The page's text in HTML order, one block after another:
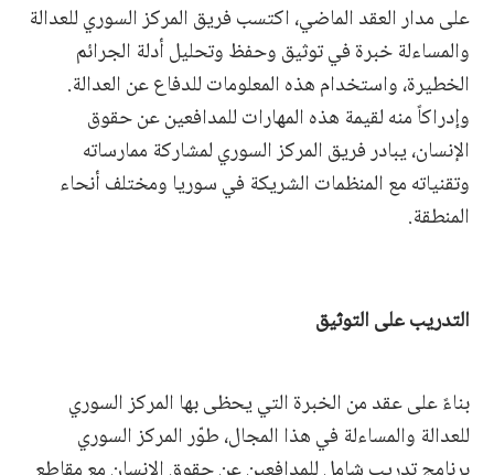
على مدار العقد الماضي، اكتسب فريق المركز السوري للعدالة
والمساءلة خبرة في توثيق وحفظ وتحليل أدلة الجرائم
الخطيرة، واستخدام هذه المعلومات للدفاع عن العدالة.
وإدراكاً منه لقيمة هذه المهارات للمدافعين عن حقوق
الإنسان، يبادر فريق المركز السوري لمشاركة ممارساته
وتقنياته مع المنظمات الشريكة في سوريا ومختلف أنحاء
المنطقة.
التدريب على التوثيق
بناءً على عقد من الخبرة التي يحظى بها المركز السوري
للعدالة والمساءلة في هذا المجال، طوّر المركز السوري